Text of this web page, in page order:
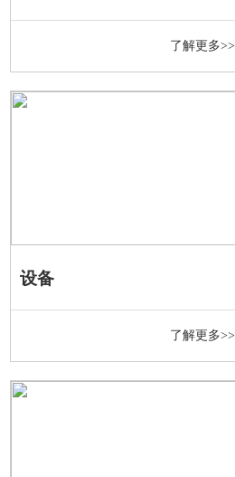
了解更多>>
设备
了解更多>>